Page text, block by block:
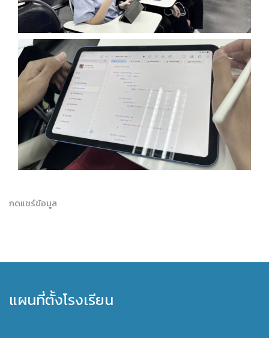
กดแชร์ข้อมูล
แผนที่ตั้งโรงเรียน